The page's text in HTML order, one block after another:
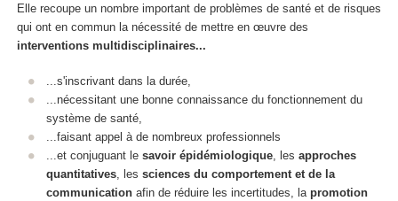
Elle recoupe un nombre important de problèmes de santé et de risques
qui ont en commun la nécessité de mettre en œuvre des
interventions multidisciplinaires...
...s'inscrivant dans la durée,
...nécessitant une bonne connaissance du fonctionnement du
système de santé,
...faisant appel à de nombreux professionnels
...et conjuguant le savoir épidémiologique, les approches
quantitatives, les sciences du comportement et de la
communicationafin de réduire les incertitudes, la promotion